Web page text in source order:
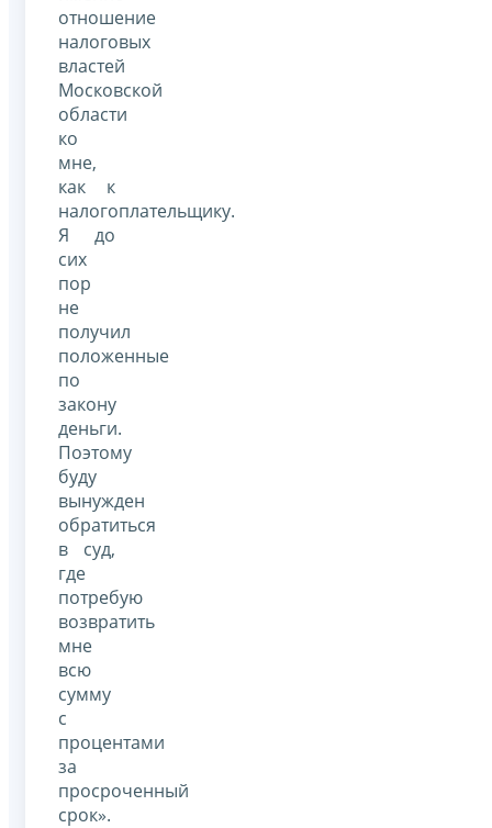
отношение
налоговых
властей
Московской
области
ко
мне,
как к
налогоплательщику.
Я до
сих
пор
не
получил
положенные
по
закону
деньги.
Поэтому
буду
вынужден
обратиться
в суд,
где
потребую
возвратить
мне
всю
сумму
с
процентами
за
просроченный
срок».